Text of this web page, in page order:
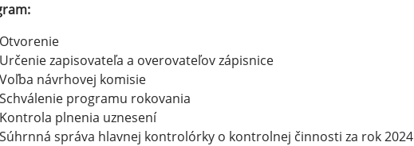
Otvorenie
Určenie zapisovateľa a overovateľov zápisnice
Voľba návrhovej komisie
Schválenie programu rokovania
Kontrola plnenia uznesení
Súhrnná správa hlavnej kontrolórky o kontrolnej činnosti za rok 2024